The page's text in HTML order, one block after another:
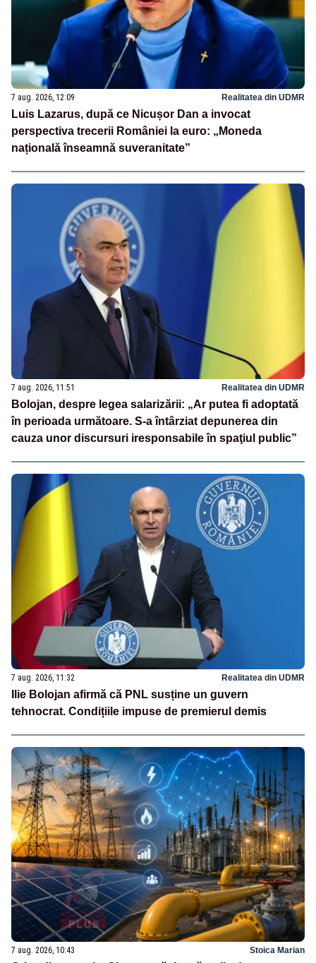
7 aug. 2026, 12:09 Realitatea din UDMR
Luis Lazarus, după ce Nicușor Dan a invocat
perspectiva trecerii României la euro: „Moneda
națională înseamnă suveranitate”
7 aug. 2026, 11:51 Realitatea din UDMR
Bolojan, despre legea salarizării: „Ar putea fi adoptată
în perioada următoare. S-a întârziat depunerea din
cauza unor discursuri iresponsabile în spaţiul public”
7 aug. 2026, 11:32 Realitatea din UDMR
Ilie Bolojan afirmă că PNL susține un guvern
tehnocrat. Condițiile impuse de premierul demis
7 aug. 2026, 10:43 Stoica Marian